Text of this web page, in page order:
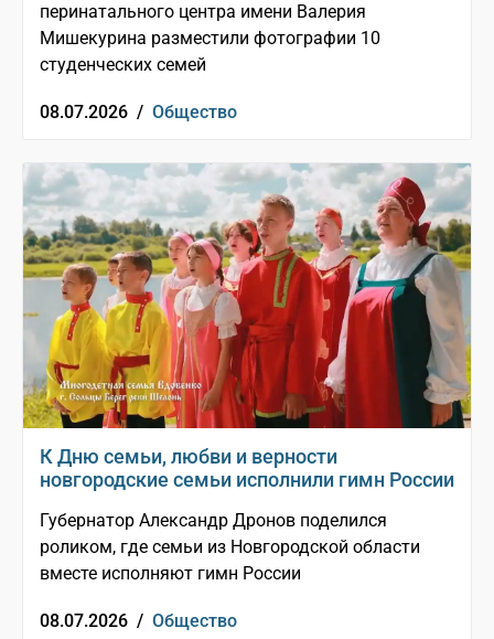
перинатального центра имени Валерия
Мишекурина разместили фотографии 10
студенческих семей
08.07.2026 / Общество
К Дню семьи, любви и верности
новгородские семьи исполнили гимн России
Губернатор Александр Дронов поделился
роликом, где семьи из Новгородской области
вместе исполняют гимн России
08.07.2026 / Общество